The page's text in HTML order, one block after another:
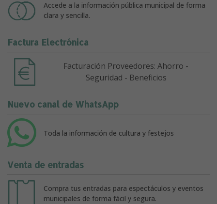
Accede a la información pública municipal de forma
clara y sencilla.
Factura Electrónica
Facturación Proveedores: Ahorro -
Seguridad - Beneficios
Nuevo canal de WhatsApp
Toda la información de cultura y festejos
Venta de entradas
Compra tus entradas para espectáculos y eventos
municipales de forma fácil y segura.